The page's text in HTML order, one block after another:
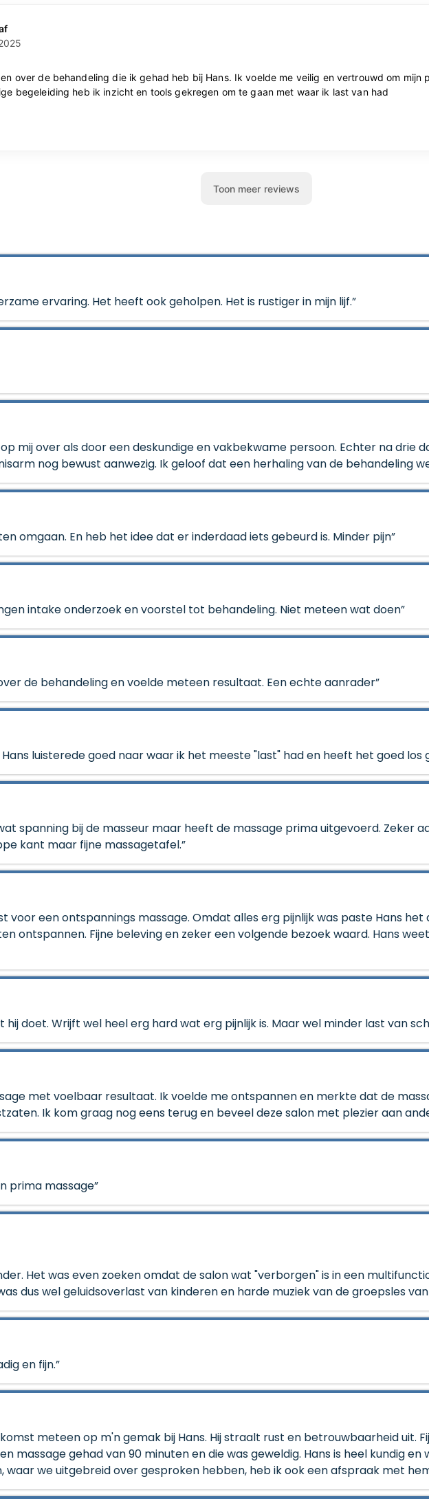
ervaring. Het heeft ook geholpen. Het is rustiger in mijn lijf.”
mij over als door een deskundige en vakbekwame persoon. Echter na drie
nog bewust aanwezig. Ik geloof dat een herhaling van de behandeling
omgaan. En heb het idee dat er inderdaad iets gebeurd is. Minder pijn”
intake onderzoek en voorstel tot behandeling. Niet meteen wat doen”
de behandeling en voelde meteen resultaat. Een echte aanrader”
Hans luisterede goed naar waar ik het meeste "last" had en heeft het goed los
spanning bij de masseur maar heeft de massage prima uitgevoerd. Zeker
kant maar fijne massagetafel.”
voor een ontspannings massage. Omdat alles erg pijnlijk was paste Hans
ontspannen. Fijne beleving en zeker een volgende bezoek waard. Hans
hij doet. Wrijft wel heel erg hard wat erg pijnlijk is. Maar wel minder last van
met voelbaar resultaat. Ik voelde me ontspannen en merkte dat de
Ik kom graag nog eens terug en beveel deze salon met plezier aan
prima massage”
Het was even zoeken omdat de salon wat "verborgen" is in een
dus wel geluidsoverlast van kinderen en harde muziek van de groepsles
en fijn.”
meteen op m'n gemak bij Hans. Hij straalt rust en betrouwbaarheid uit.
massage gehad van 90 minuten en die was geweldig. Hans is heel kundig
waar we uitgebreid over gesproken hebben, heb ik ook een afspraak met